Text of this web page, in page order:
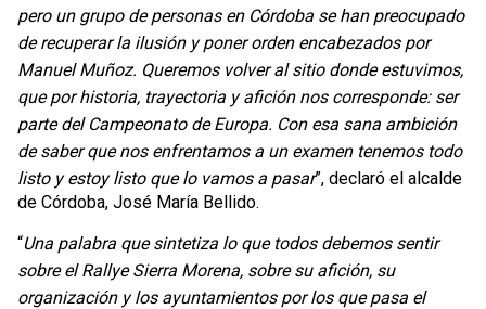
pero un grupo de personas en Córdoba se han preocupado
de recuperar la ilusión y poner orden encabezados por
Manuel Muñoz. Queremos volver al sitio donde estuvimos,
que por historia, trayectoria y afición nos corresponde: ser
parte del Campeonato de Europa. Con esa sana ambición
de saber que nos enfrentamos a un examen tenemos todo
listo y estoy listo que lo vamos a pasar”, declaró el alcalde
de Córdoba, José María Bellido.
“Una palabra que sintetiza lo que todos debemos sentir
sobre el Rallye Sierra Morena, sobre su afición, su
organización y los ayuntamientos por los que pasa el